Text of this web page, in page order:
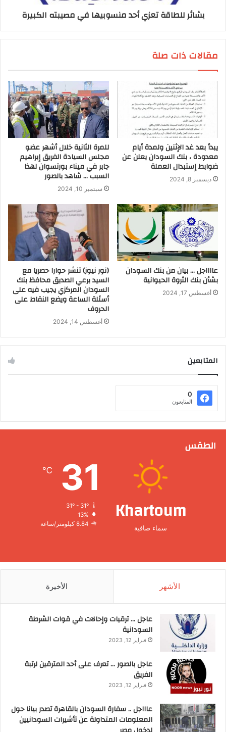
بشائر للطاقة تعزي أحد منسوبيها في مصيبته الكبيرة
مقالات ذات صلة
يبدأ بعد غد الإثنين ولمدة أيام
معدودة ، بنك السودان يعلن عن
ضوابط إستبدال العملة
ديسمبر 8, 2024
للمرة الثانية خلال أشهر عضو
مجلس السيادة الفريق إبراهيم
جابر في ميناء بورتسوان لهذا
السبب … شاهد بالصور
سبتمبر 10, 2024
عااااجل … بيان من بنك السودان
بشأن بنك الثروة الحيوانية
أغسطس 17, 2024
(نور نيوز) تنشر حوارا حصريا مع
السيد برعي الصديق محافظ بنك
السودان المركزي يجيب فيه على
أسئلة الساعة ويضع النقاط على
الحروف
أغسطس 14, 2024
المتابعين
0
المتابعون
الطقس
Khartoum
سماء صافية
31
℃
31º - 31º
13%
8.84 كيلومتر/ساعة
الأشهر الأخيرة
عاجل … ترقيات وإحالات في قوات الشرطة
السودانية
فبراير 12, 2023
عاجل بالصور … تعرف على أحد المترقين لرتبة
الفريق
فبراير 12, 2023
عاااجل .. سفارة السودان بالقاهرة تصدر بيانا حول
المعلومات المتداولة عن تأشيرات السودانيين